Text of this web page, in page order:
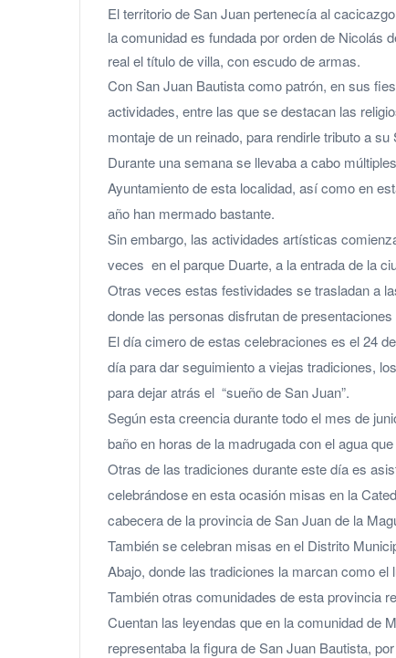
El territorio de San Juan pertenecía al
la comunidad es fundada por orden de Nicolás
real el título de villa, con escudo de armas.
Con San Juan Bautista como patrón, en sus
actividades, entre las que se destacan las
montaje de un reinado, para rendirle tributo a su
Durante una semana se llevaba a cabo
Ayuntamiento de esta localidad, así como en
año han mermado bastante.
Sin embargo, las actividades artísticas
veces en el parque Duarte, a la entrada de la
Otras veces estas festividades se trasladan a
donde las personas disfrutan de
El día cimero de estas celebraciones es el 24
día para dar seguimiento a viejas tradiciones,
para dejar atrás el “sueño de San Juan”.
Según esta creencia durante todo el mes de
baño en horas de la madrugada con el agua
Otras de las tradiciones durante este día es
celebrándose en esta ocasión misas en la
cabecera de la provincia de San Juan de la
También se celebran misas en el Distrito
Abajo, donde las tradiciones la marcan como
También otras comunidades de esta provincia
Cuentan las leyendas que en la comunidad de
representaba la figura de San Juan Bautista,